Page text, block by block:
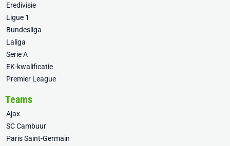
Eredivisie
Ligue 1
Bundesliga
Laliga
Serie A
EK-kwalificatie
Premier League
Teams
Ajax
SC Cambuur
Paris Saint-Germain